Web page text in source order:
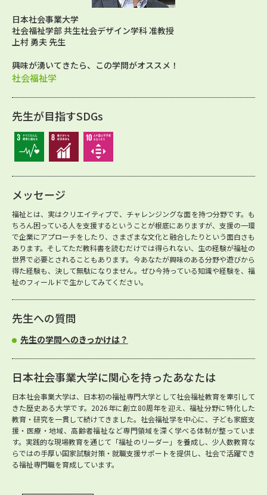
日本社会事業大学
社会福祉学部 共生社会デザイン学科 准教授
上村 勇夫 先生
興味が湧いてきたら、この学問がオススメ！
社会福祉学
先生が目指すSDGs
メッセージ
福祉とは、実はクリエイティブで、チャレンジングな面を持つ分野です。も
ちろん困っている人を支援するということが根底にありますが、支援の一環
で企業にアプローチをしたり、さまざまな文化と融合したりという面白さも
あります。そしてただ教科書を読むだけでは得られない、生の経験が福祉の
世界で必要とされることもあります。今あなたが興味のある分野や遊びから
得た経験も、決して無駄になりません。ぜひ今持っている知識や経験を、福
祉のフィールドで生かしてみてください。
先生への質問
先生の学問へのきっかけは？
日本社会事業大学に関心を持ったあなたは
日本社会事業大学は、日本初の福祉専門大学として社会福祉教育を牽引して
きた歴史ある大学です。2026年に創立80周年を迎え、福祉分野に特化した
教育・研究を一貫して続けてきました。社会福祉学を中心に、子ども家庭支
援・医療・地域、高齢者福祉など専門領域を深く学べる体制が整っていま
す。実践的な現場教育を通じて「福祉のリーダー」を養成し、少人数教育な
らではの手厚い国家試験対策・就職支援サポートを提供し、社会で活躍でき
る福祉専門職を育成しています。